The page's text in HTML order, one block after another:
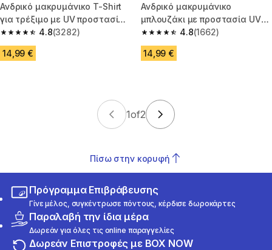
Ανδρικό μακρυμάνικο T-Shirt
για τρέξιμο με UV προστασία-
Kiprun Dry 500 UV-Λευκό
4.8
4.8 out of 5 stars from 3282 reviews
(3282)
14,99 €
Ανδρικό μακρυμάνικο
μπλουζάκι με προστασία UV
500 - Σκούρο γκρι
4.8
4.8 out of 5 stars from 1662
(1662)
14,99 €
1of2
Πίσω στην κορυφή
Πρόγραμμα Επιβράβευσης
Γίνε μέλος, συγκέντρωσε πόντους, κέρδισε δωροκάρτες
Παραλαβή την ίδια μέρα
Δωρεάν για όλες τις online παραγγελίες
Δωρεάν Επιστροφές με BOX NOW